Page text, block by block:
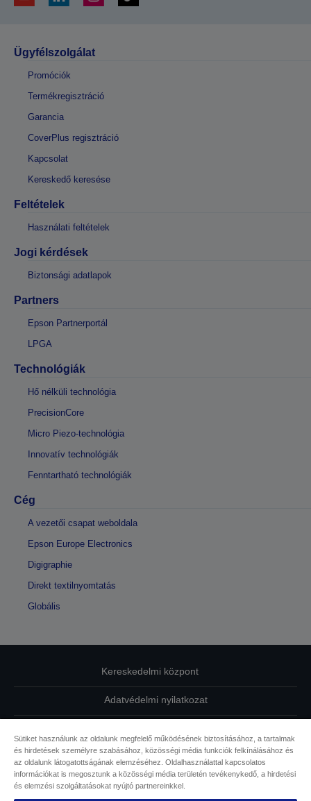
Ügyfélszolgálat
Promóciók
Termékregisztráció
Garancia
CoverPlus regisztráció
Kapcsolat
Kereskedő keresése
Feltételek
Használati feltételek
Jogi kérdések
Biztonsági adatlapok
Partners
Epson Partnerportál
LPGA
Technológiák
Hő nélküli technológia
PrecisionCore
Micro Piezo-technológia
Innovatív technológiák
Fenntartható technológiák
Cég
A vezetői csapat weboldala
Epson Europe Electronics
Digigraphie
Direkt textilnyomtatás
Globális
Kereskedelmi központ
Adatvédelmi nyilatkozat
Kapcsolatfelvétel
Sütikkel kapcsolatos információk
Sütiket használunk az oldalunk megfelelő működésének biztosításához, a tartalmak
és hirdetések személyre szabásához, közösségi média funkciók felkínálásához és
az oldalunk látogatottságának elemzéséhez. Oldalhasználattal kapcsolatos
információkat is megosztunk a közösségi média területén tevékenykedő, a hirdetési
és elemzési szolgáltatásokat nyújtó partnereinkkel.